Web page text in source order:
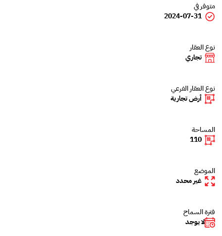
متوفر في
2024-07-31
نوع العقار
تجاري
نوع العقار الفرعي
أرض تجارية
المساحة
110
الموضع
غير محدد
فترة السماح
لا يوجد